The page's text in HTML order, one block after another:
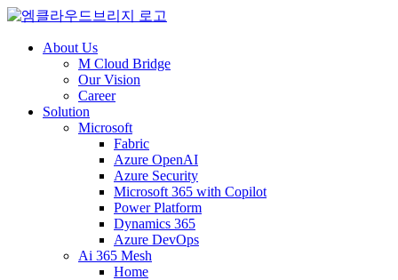
About Us
M Cloud Bridge
Our Vision
Career
Solution
Microsoft
Fabric
Azure OpenAI
Azure Security
Microsoft 365 with Copilot
Power Platform
Dynamics 365
Azure DevOps
Ai 365 Mesh
Home